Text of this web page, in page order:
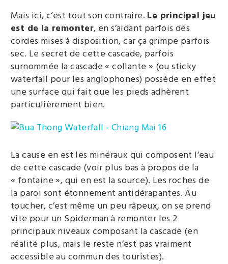
Mais ici, c’est tout son contraire. Le principal jeu
est de la remonter, en s’aidant parfois des
cordes mises à disposition, car ça grimpe parfois
sec. Le secret de cette cascade, parfois
surnommée la cascade « collante » (ou sticky
waterfall pour les anglophones) possède en effet
une surface qui fait que les pieds adhèrent
particulièrement bien.
La cause en est les minéraux qui composent l’eau
de cette cascade (voir plus bas à propos de la
« fontaine », qui en est la source). Les roches de
la paroi sont étonnement antidérapantes. Au
toucher, c’est même un peu râpeux, on se prend
vite pour un Spiderman à remonter les 2
principaux niveaux composant la cascade (en
réalité plus, mais le reste n’est pas vraiment
accessible au commun des touristes).